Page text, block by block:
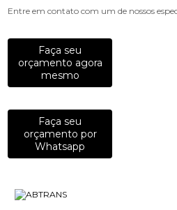
Entre em contato com um de nossos
Faça seu
orçamento agora
mesmo
Faça seu
orçamento por
Whatsapp